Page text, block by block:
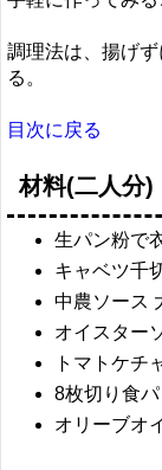
調理法は、揚げ
る。
目次に戻る
材料(二人分)
生パン粉で
キャベツ千
中農ソース
オイスター
トマトケチ
8枚切り食
オリーブオ